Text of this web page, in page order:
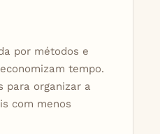
por métodos e
tempo.
para organizar a
com menos